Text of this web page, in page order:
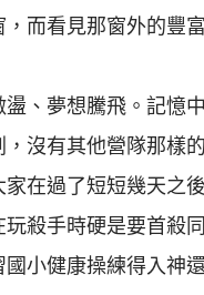
而看見那窗外的豐
、夢想騰飛。記憶
沒有其他營隊那樣
在過了短短幾天之
殺手時硬是要首殺
小健康操練得入神